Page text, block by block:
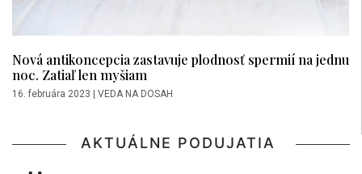
Nová antikoncepcia zastavuje plodnosť spermií na jednu
noc. Zatiaľ len myšiam
16. februára 2023 VEDA NA DOSAH
AKTUÁLNE PODUJATIA